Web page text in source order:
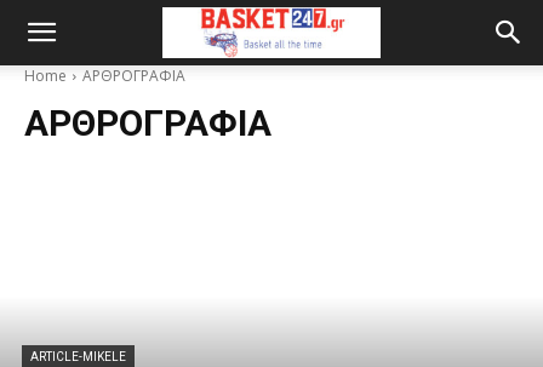
Home ΑΡΘΡΟΓΡΑΦΙΑ
ΑΡΘΡΟΓΡΑΦΙΑ
ARTICLE-MIKELE